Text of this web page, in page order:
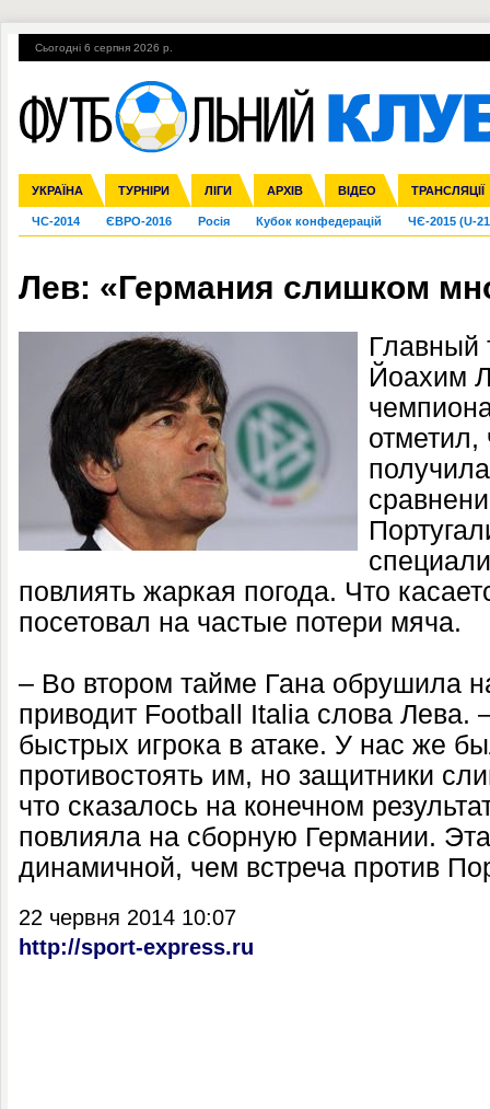
Сьогодні 6 серпня 2026 р.
УКРАЇНА ТУРНІРИ ЛІГИ АРХІВ ВІДЕО ТРАНСЛЯЦІЇ
Збірна Прем'єр-ліга Перша ліга Друга ліга Кубок України
Ліга чемпіонів Ліга Європи Міжнародні Ліга націй Ліга
Англія Іспанія Італія Німеччина Франція Інші
ЧС-2014 ЄВРО-2016 Росія Кубок конфедерацій ЧЄ-2015 (U-
Гарячі теми УПЛ, 1-й тур ВІЙНА УПЛ-ПЕРЕХОДИ
Лев: «Германия слишком
Главный
Йоахим
отметил,
повлиять жаркая погода. Что
посетовал на частые потери мяча.
– Во втором тайме Гана обрушила
приводит Football Italia слова Лева.
быстрых игрока в атаке. У нас же
противостоять им, но защитники
что сказалось на конечном
повлияла на сборную Германии.
динамичной, чем встреча против
22 червня 2014 10:07
http://sport-express.ru